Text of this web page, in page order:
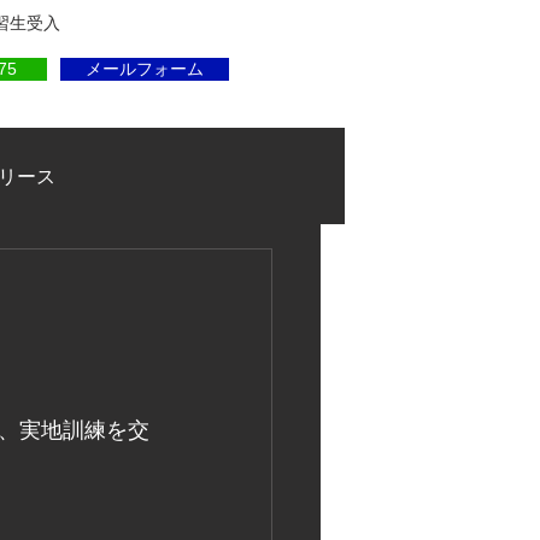
生受入
メールフォーム
ース
実地訓練を交